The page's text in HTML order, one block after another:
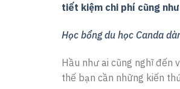
tiết kiệm chi phí cũng
Học bổng du học Canda
Hầu như ai cũng nghĩ đến
thế bạn cần những kiến